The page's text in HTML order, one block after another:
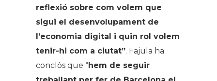
reflexió sobre com volem que
sigui el desenvolupament de
l’economia digital i quin rol volem
tenir-hi com a ciutat”. Fajula ha
conclòs que “hem de seguir